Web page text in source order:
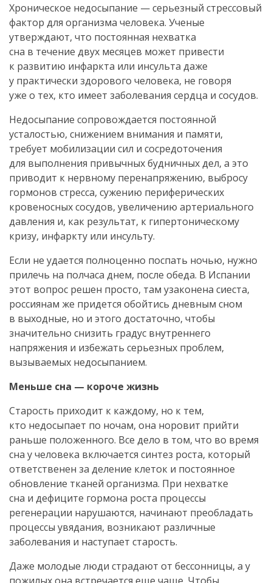
Хроническое недосыпание — серьезный стрессовый
фактор для организма человека. Ученые
утверждают, что постоянная нехватка
сна в течение двух месяцев может привести
к развитию инфаркта или инсульта даже
у практически здорового человека, не говоря
уже о тех, кто имеет заболевания сердца и сосудов.
Недосыпание сопровождается постоянной
усталостью, снижением внимания и памяти,
требует мобилизации сил и сосредоточения
для выполнения привычных будничных дел, а это
приводит к нервному перенапряжению, выбросу
гормонов стресса, сужению периферических
кровеносных сосудов, увеличению артериального
давления и, как результат, к гипертоническому
кризу, инфаркту или инсульту.
Если не удается полноценно поспать ночью, нужно
прилечь на полчаса днем, после обеда. В Испании
этот вопрос решен просто, там узаконена сиеста,
россиянам же придется обойтись дневным сном
в выходные, но и этого достаточно, чтобы
значительно снизить градус внутреннего
напряжения и избежать серьезных проблем,
вызываемых недосыпанием.
Меньше сна — короче жизнь
Старость приходит к каждому, но к тем,
кто недосыпает по ночам, она норовит прийти
раньше положенного. Все дело в том, что во время
сна у человека включается синтез роста, который
ответственен за деление клеток и постоянное
обновление тканей организма. При нехватке
сна и дефиците гормона роста процессы
регенерации нарушаются, начинают преобладать
процессы увядания, возникают различные
заболевания и наступает старость.
Даже молодые люди страдают от бессонницы, а у